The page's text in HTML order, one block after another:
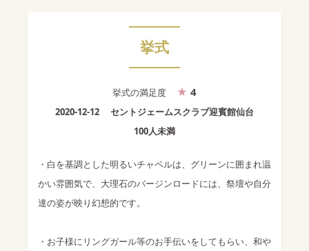
挙式
挙式の満足度 4
2020-12-12
セントジェームスクラブ迎賓館仙台
100人未満
・白を基調とした明るいチャペルは、グリーンに囲まれ温
かい雰囲気で、大理石のバージンロードには、祭壇や自分
達の姿が映り幻想的です。
・お子様にリングガール等のお手伝いをしてもらい、和や